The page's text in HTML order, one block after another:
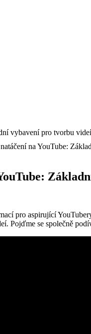
na YouTube:
pro aspirující
Pojďme se společně